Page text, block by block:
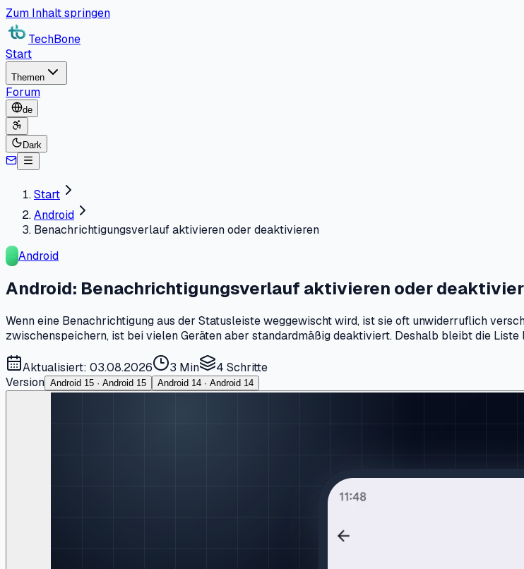
Zum Inhalt springen
TechBone
Start
Themen
Forum
de
Dark
Start
Android
Benachrichtigungsverlauf aktivieren oder deaktivieren
Android
Android: Benachrichtigungsverlauf aktivieren oder
Wenn eine Benachrichtigung aus der Statusleiste weggewischt wird, ist sie oft unwiderruflich
zwischenspeichern, ist bei vielen Geräten aber standardmäßig deaktiviert. Deshalb bleibt die
Aktualisiert: 03.08.2026 3 Min 4 Schritte
Version Android 15 · Android 15 Android 14 · Android 14